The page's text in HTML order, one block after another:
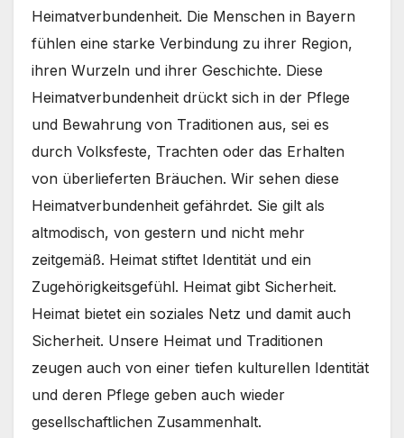
Heimatverbundenheit. Die Menschen in Bayern
fühlen eine starke Verbindung zu ihrer Region,
ihren Wurzeln und ihrer Geschichte. Diese
Heimatverbundenheit drückt sich in der Pflege
und Bewahrung von Traditionen aus, sei es
durch Volksfeste, Trachten oder das Erhalten
von überlieferten Bräuchen. Wir sehen diese
Heimatverbundenheit gefährdet. Sie gilt als
altmodisch, von gestern und nicht mehr
zeitgemäß. Heimat stiftet Identität und ein
Zugehörigkeitsgefühl. Heimat gibt Sicherheit.
Heimat bietet ein soziales Netz und damit auch
Sicherheit. Unsere Heimat und Traditionen
zeugen auch von einer tiefen kulturellen Identität
und deren Pflege geben auch wieder
gesellschaftlichen Zusammenhalt.